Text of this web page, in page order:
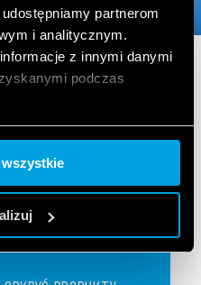
partnerom
i analitycznym.
z innymi danymi
podczas
W INSTALACJACH
wymuszonymi z
przekaźniki z
do zastosowań